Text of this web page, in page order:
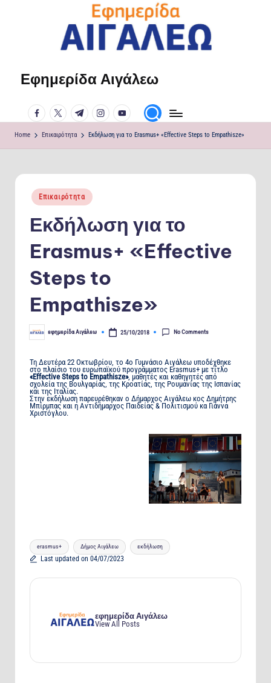
Εφημερίδα Αιγάλεω
φωνή
σου!facebook.com
twitter.com
t.me instagram.com
youtube.com
Home Επικαιρότητα Εκδήλωση για το Erasmus+ «Effective Steps to Empathisze»
Posted
in
Επικαιρότητα
Εκδήλωση για το
Erasmus+ «Effective
Steps to
Empathisze»
Posted
by
εφημερίδα Αιγάλεω 25/10/2018 No Comments
Τη Δευτέρα 22 Οκτωβρίου, το 4ο Γυμνάσιο Αιγάλεω υποδέχθηκε
στο πλαίσιο του ευρωπαϊκού προγράμματος Erasmus+ με τίτλο
«Effective Steps to Empathisze», μαθητές και καθηγητές από
σχολεία της Βουλγαρίας, της Κροατίας, της Ρουμανίας της Ισπανίας
και της Ιταλίας.
Στην εκδήλωση παρευρέθηκαν ο Δήμαρχος Αιγάλεω κος Δημήτρης
Μπίρμπας και η Αντιδήμαρχος Παιδείας & Πολιτισμού κα Γιάννα
Χριστόγλου.
Tags:
erasmus+ Δήμος Αιγάλεω εκδήλωση
Last updated on 04/07/2023
εφημερίδα Αιγάλεω
View All Posts